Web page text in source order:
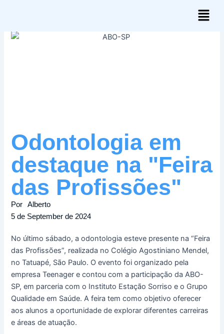
content
Menu
Odontologia em
destaque na "Feira
das Profissões"
Por
Alberto
5 de September de 2024
No último sábado, a odontologia esteve presente na “Feira
das Profissões”, realizada no Colégio Agostiniano Mendel,
no Tatuapé, São Paulo. O evento foi organizado pela
empresa Teenager e contou com a participação da ABO-
SP, em parceria com o Instituto Estação Sorriso e o Grupo
Qualidade em Saúde. A feira tem como objetivo oferecer
aos alunos a oportunidade de explorar diferentes carreiras
e áreas de atuação.